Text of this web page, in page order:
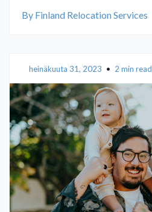
By Finland Relocation Services
heinäkuuta 31, 2023 • 2 min read